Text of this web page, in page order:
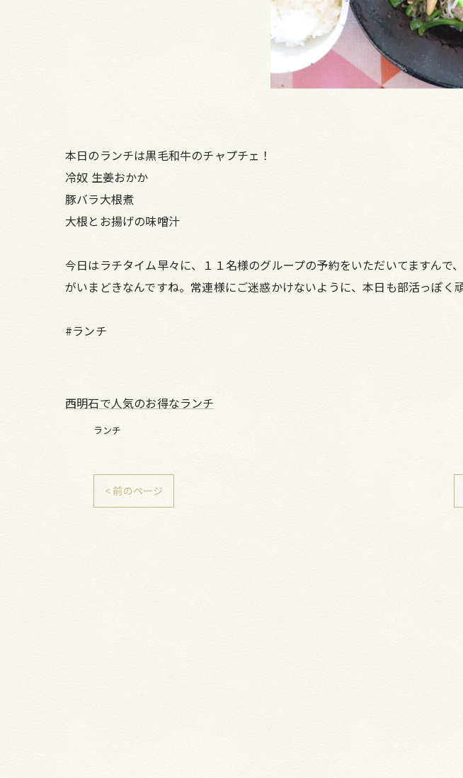
本日のランチは黒毛和牛のチャプチェ！
冷奴 生姜おかか
豚バラ大根煮
大根とお揚げの味噌汁
今日はラチタイム早々に、１１名様のグループの予約をいただいてますん
がいまどきなんですね。常連様にご迷惑かけないように、本日も部活っぽく
#ランチ
西明石で人気のお得なランチ
ランチ
< 前のページ